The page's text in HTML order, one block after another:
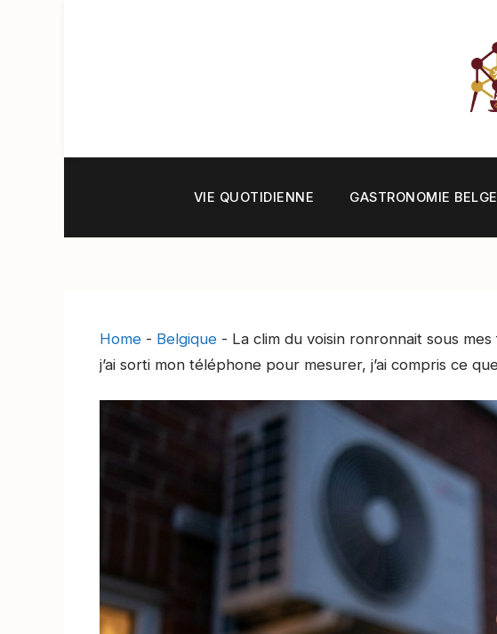
VIE QUOTIDIENNE GASTRONOMIE BELGE
Home - Belgique - La clim du voisin ronronnait sous
j’ai sorti mon téléphone pour mesurer, j’ai compris ce